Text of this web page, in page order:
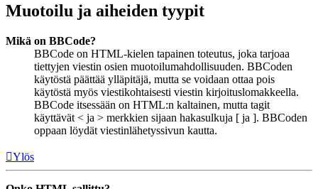
Muotoilu ja aiheiden tyypit
Mikä on BBCode?
BBCode on HTML-kielen tapainen toteutus, joka tarjoaa
tiettyjen viestin osien muotoilumahdollisuuden. BBCoden
käytöstä päättää ylläpitäjä, mutta se voidaan ottaa pois
käytöstä myös viestikohtaisesti viestin kirjoituslomakkeella.
BBCode itsessään on HTML:n kaltainen, mutta tagit
käyttävät < ja > merkkien sijaan hakasulkuja [ ja ]. BBCoden
oppaan löydät viestinlähetyssivun kautta.
Ylös